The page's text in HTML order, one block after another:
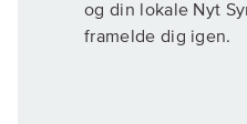
og din lokale Nyt
framelde dig igen.